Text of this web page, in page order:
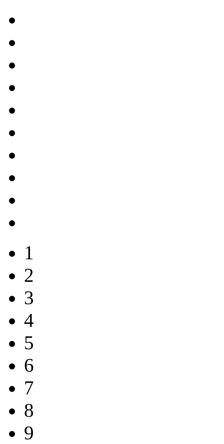
1
2
3
4
5
6
7
8
9